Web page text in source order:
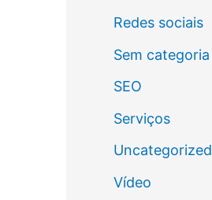
Redes sociais
Sem categoria
SEO
Serviços
Uncategorized
Vídeo